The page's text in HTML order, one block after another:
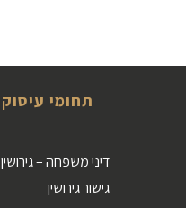
תחומי עיסוק
דיני משפחה – גירושין
גישור גירושין